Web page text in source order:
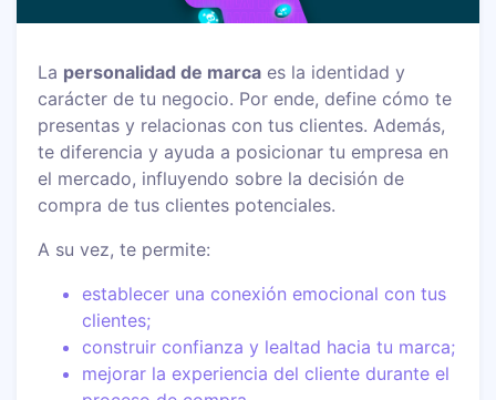
La personalidad de marca es la identidad y
carácter de tu negocio. Por ende, define cómo te
presentas y relacionas con tus clientes. Además,
te diferencia y ayuda a posicionar tu empresa en
el mercado, influyendo sobre la decisión de
compra de tus clientes potenciales.
A su vez, te permite:
establecer una conexión emocional con tus
clientes;
construir confianza y lealtad hacia tu marca;
mejorar la experiencia del cliente durante el